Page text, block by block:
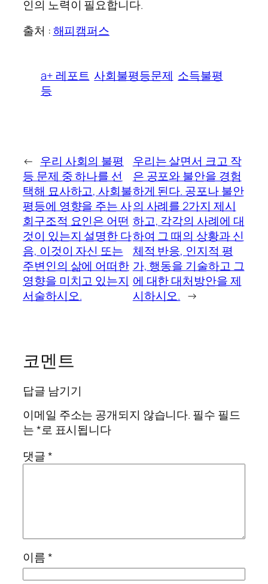
인의 노력이 필요합니다.
출처 :해피캠퍼스
a+ 레포트 사회불평등문제 소득불평
등
← 우리 사회의 불평
등 문제 중 하나를 선
택해 묘사하고, 사회불
평등에 영향을 주는 사
회구조적 요인은 어떤
것이 있는지 설명한 다
음, 이것이 자신 또는
주변인의 삶에 어떠한
영향을 미치고 있는지
서술하시오.
우리는 살면서 크고 작
은 공포와 불안을 경험
하게 된다. 공포나 불안
의 사례를 2가지 제시
하고, 각각의 사례에 대
하여 그 때의 상황과 신
체적 반응, 인지적 평
가, 행동을 기술하고 그
에 대한 대처방안을 제
시하시오. →
코멘트
답글 남기기
이메일 주소는 공개되지 않습니다. 필수 필드
는*로 표시됩니다
댓글*
이름*